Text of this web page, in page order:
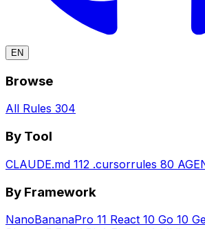
EN
Browse
All Rules 304
By Tool
CLAUDE.md 112 .cursorrules 80
By Framework
NanoBananaPro 11 React 10 Go 10